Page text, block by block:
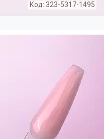
323-5317-1495